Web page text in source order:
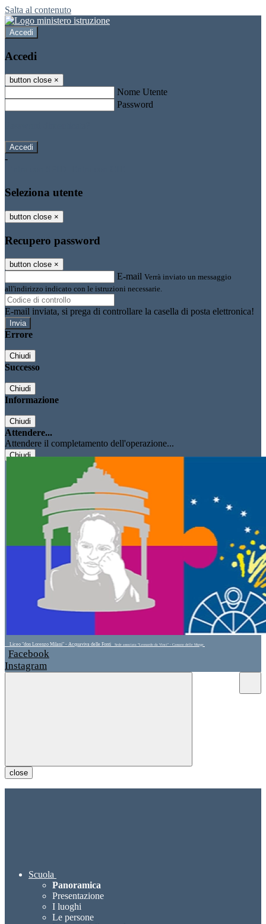
Salta al contenuto
Accedi
Accedi
button close ×
Nome Utente
Password
-
Seleziona utente
button close ×
Recupero password
button close ×
E-mail Verrà inviato un messaggio
all'indirizzo indicato con le istruzioni necessarie.
E-mail inviata, si prega di controllare la casella di posta elettronica!
Errore
Chiudi
Successo
Chiudi
Informazione
Chiudi
Attendere...
Attendere il completamento dell'operazione...
Chiudi
Liceo "don Lorenzo Milani" - Acquaviva delle Fonti Sede associata "Leonardo da Vinci" - Cassano delle Murge
Facebook
Instagram
close
Scuola
Panoramica
Presentazione
I luoghi
Le persone